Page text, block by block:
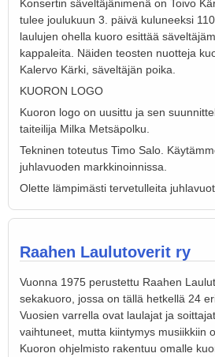
Konsertin säveltäjänimenä on Toivo
tulee joulukuun 3. päivä kuluneeksi
laulujen ohella kuoro esittää
kappaleita. Näiden teosten nuotteja
Kalervo Kärki, säveltäjän poika.
KUORON LOGO
Kuoron logo on uusittu ja sen
taiteilija Milka Metsäpolku.
Tekninen toteutus Timo Salo.
juhlavuoden markkinoinnissa.
Olette lämpimästi tervetulleita
Raahen Laulutoverit ry
Vuonna 1975 perustettu Raahen
sekakuoro, jossa on tällä hetkellä 24
Vuosien varrella ovat laulajat ja
vaihtuneet, mutta kiintymys musiikkiin
Kuoron ohjelmisto rakentuu omalle